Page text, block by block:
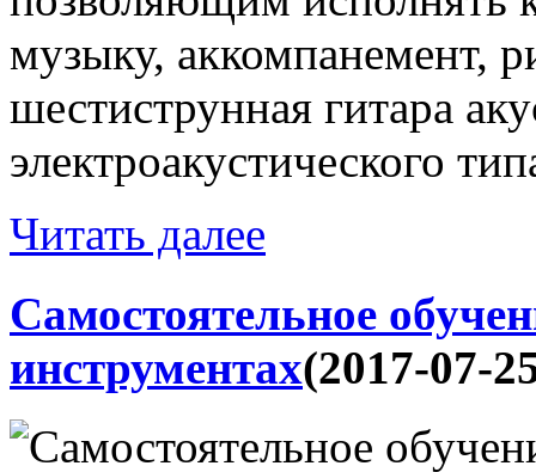
музыку, аккомпанемент,
шестиструнная гитара
электроакустического
Читать далее
Самостоятельное
инструментах(2017-07-